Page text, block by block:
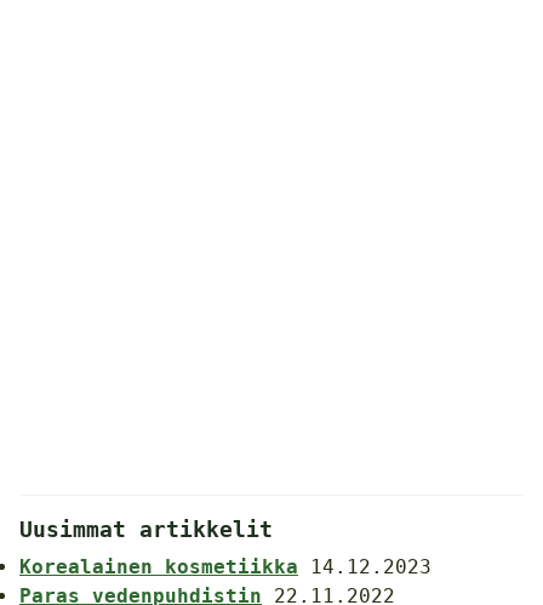
Uusimmat artikkelit
Korealainen kosmetiikka
14.12.2023
Paras vedenpuhdistin
22.11.2022